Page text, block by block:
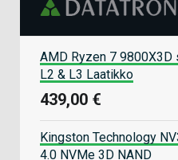
AMD Ryzen 7 9800X3D
L2 & L3 Laatikko
439,00 €
Kingston Technology
4.0 NVMe 3D NAND